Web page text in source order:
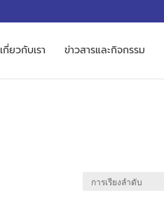
เกี่ยวกับเรา ข่าวสารและกิจกรรม